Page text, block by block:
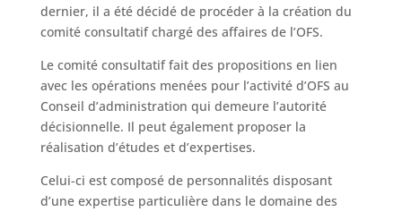
dernier, il a été décidé de procéder à la création du
comité consultatif chargé des affaires de l’OFS.
Le comité consultatif fait des propositions en lien
avec les opérations menées pour l’activité d’OFS au
Conseil d’administration qui demeure l’autorité
décisionnelle. Il peut également proposer la
réalisation d’études et d’expertises.
Celui-ci est composé de personnalités disposant
d’une expertise particulière dans le domaine des